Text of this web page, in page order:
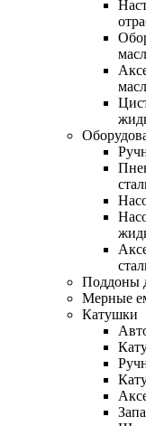
Поддоны
Мерные
Катушки